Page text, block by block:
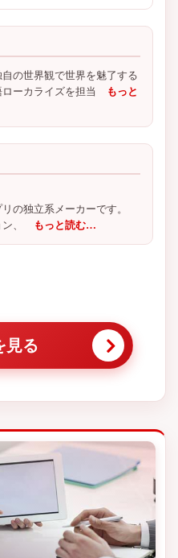
の世界観で世界を魅了する
ーカライズを担当
もっと
の独立系メーカーです。
、
もっと読む…
見る